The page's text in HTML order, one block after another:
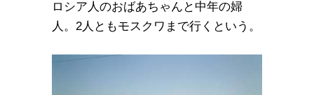
ロシア人のおばあちゃんと中年の婦
人。2人ともモスクワまで行くという。